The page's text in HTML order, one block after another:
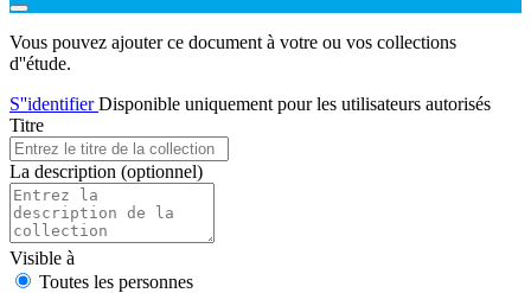
Vous pouvez ajouter ce document à votre ou vos collections
d''étude.
S''identifierDisponible uniquement pour les utilisateurs autorisés
Titre
La description (optionnel)
Visible à
Toutes les personnes